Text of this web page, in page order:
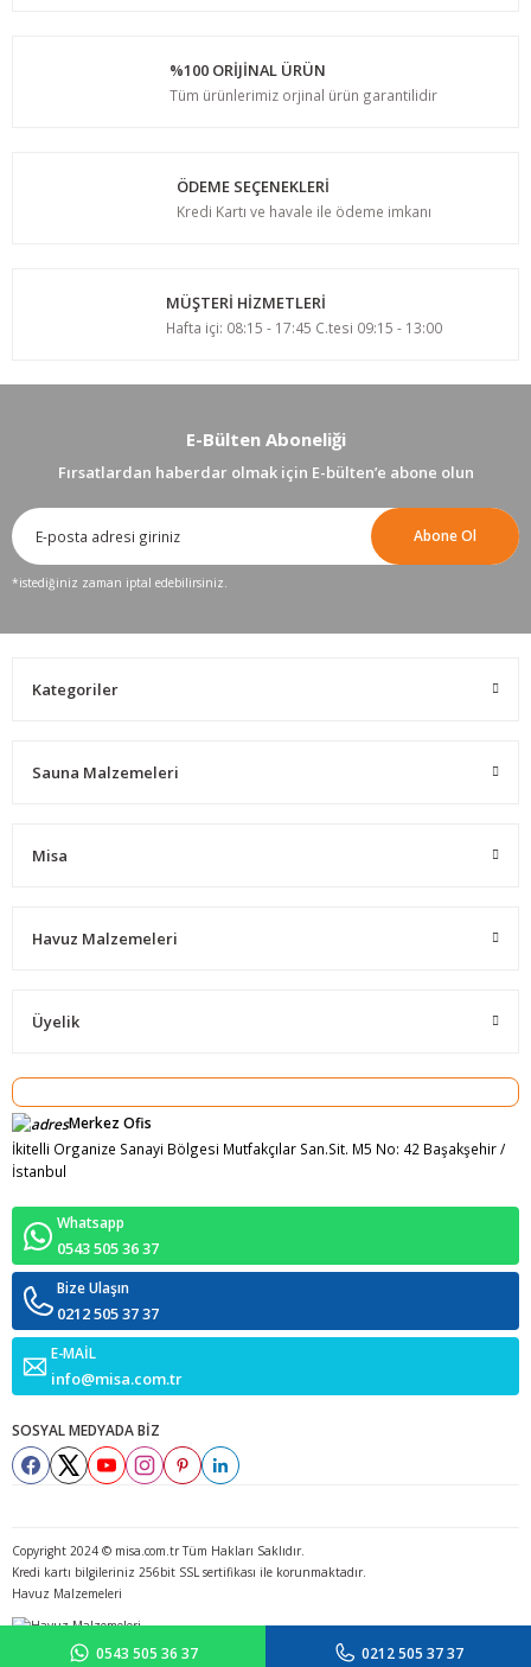
0543 505 36 37 0212 505 37 37
%100 ORİJİNAL ÜRÜN
Tüm ürünlerimiz orjinal ürün garantilidir
ÖDEME SEÇENEKLERİ
Kredi Kartı ve havale ile ödeme imkanı
MÜŞTERİ HİZMETLERİ
Hafta içi: 08:15 - 17:45 C.tesi 09:15 - 13:00
E-Bülten Aboneliği
Fırsatlardan haberdar olmak için E-bülten’e abone olun
Abone Ol
*istediğiniz zaman iptal edebilirsiniz.
Kategoriler
Sauna Malzemeleri
Misa
Havuz Malzemeleri
Üyelik
Merkez Ofis
İkitelli Organize Sanayi Bölgesi Mutfakçılar San.Sit. M5 No: 42 Başakşehir /
İstanbul
Whatsapp
0543 505 36 37
Bize Ulaşın
0212 505 37 37
E-MAİL
info@misa.com.tr
SOSYAL MEDYADA BİZ
Copyright 2024 © misa.com.tr Tüm Hakları Saklıdır.
Kredi kartı bilgileriniz 256bit SSL sertifikası ile korunmaktadır.
Havuz Malzemeleri